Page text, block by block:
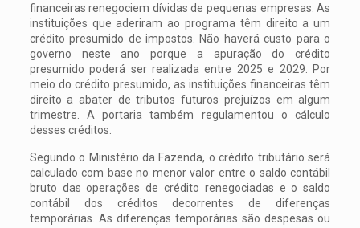
financeiras renegociem dívidas de pequenas empresas. As
instituições que aderiram ao programa têm direito a um
crédito presumido de impostos. Não haverá custo para o
governo neste ano porque a apuração do crédito
presumido poderá ser realizada entre 2025 e 2029. Por
meio do crédito presumido, as instituições financeiras têm
direito a abater de tributos futuros prejuízos em algum
trimestre. A portaria também regulamentou o cálculo
desses créditos.
Segundo o Ministério da Fazenda, o crédito tributário será
calculado com base no menor valor entre o saldo contábil
bruto das operações de crédito renegociadas e o saldo
contábil dos créditos decorrentes de diferenças
temporárias. As diferenças temporárias são despesas ou